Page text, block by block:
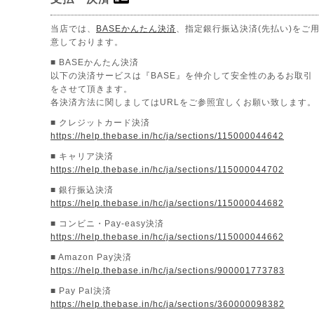
当店では、 BASEかんたん決済 、指定銀行振込決済(先払い)をご用
意しております。
■ BASEかんたん決済
以下の決済サービスは『BASE』を仲介して安全性のあるお取引
をさせて頂きます。
各決済方法に関しましてはURLをご参照宜しくお願い致します。
■ クレジットカード決済
https://help.thebase.in/hc/ja/sections/115000044642
■ キャリア決済
https://help.thebase.in/hc/ja/sections/115000044702
■ 銀行振込決済
https://help.thebase.in/hc/ja/sections/115000044682
■ コンビニ・Pay-easy決済
https://help.thebase.in/hc/ja/sections/115000044662
■ Amazon Pay決済
https://help.thebase.in/hc/ja/sections/900001773783
■ Pay Pal決済
https://help.thebase.in/hc/ja/sections/360000098382